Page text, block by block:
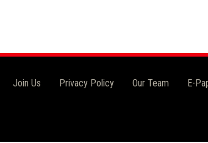
Join Us Privacy Policy Our Team E-